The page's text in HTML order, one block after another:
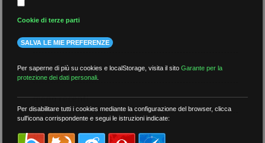
più recenti
meno recenti
per tag
Cookie di terze parti
SALVA LE MIE PREFERENZE
Per saperne di più su cookies e localStorage, visita il sitoGarante per la
protezione dei dati personali
Per disabilitare tutti i cookies mediante la configurazione del browser, clicca
sull'icona corrispondente e segui le istruzioni indicate: